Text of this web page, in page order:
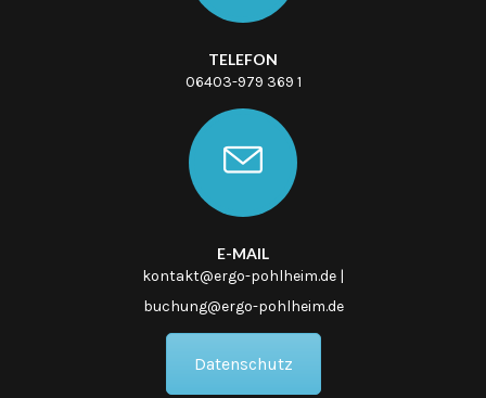
TELEFON
06403-979 369 1
E-MAIL
kontakt@ergo-pohlheim.de |
buchung@ergo-pohlheim.de
Datenschutz